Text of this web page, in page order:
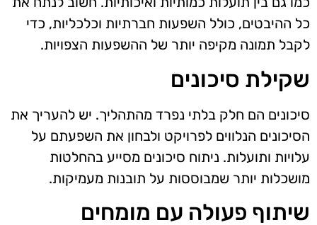
כל ההיבטים, כולל השפעות חברתיות וכלכליות, כדי
לקבל תמונה מקיפה יותר של ההשפעות הצפויות.
שקילת סיכונים
סיכונים הם חלק בלתי נפרד מהתהליך. יש להעריך את
הסיכונים הנלווים לפרויקט ולבחון את השפעתם על
עלויות ותועלות. ניתוח סיכונים מסייע בהחלטות
מושכלות יותר שמבוססות על תובנות מעמיקות.
שיתוף פעולה עם מומחים